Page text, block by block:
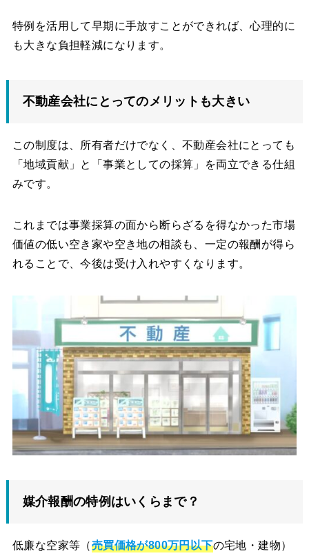
特例を活用して早期に手放すことができれば、心理的に
も大きな負担軽減になります。
不動産会社にとってのメリットも大きい
この制度は、所有者だけでなく、不動産会社にとっても
「地域貢献」と「事業としての採算」を両立できる仕組
みです。
これまでは事業採算の面から断らざるを得なかった市場
価値の低い空き家や空き地の相談も、一定の報酬が得ら
れることで、今後は受け入れやすくなります。
媒介報酬の特例はいくらまで？
低廉な空家等（売買価格が800万円以下の宅地・建物）